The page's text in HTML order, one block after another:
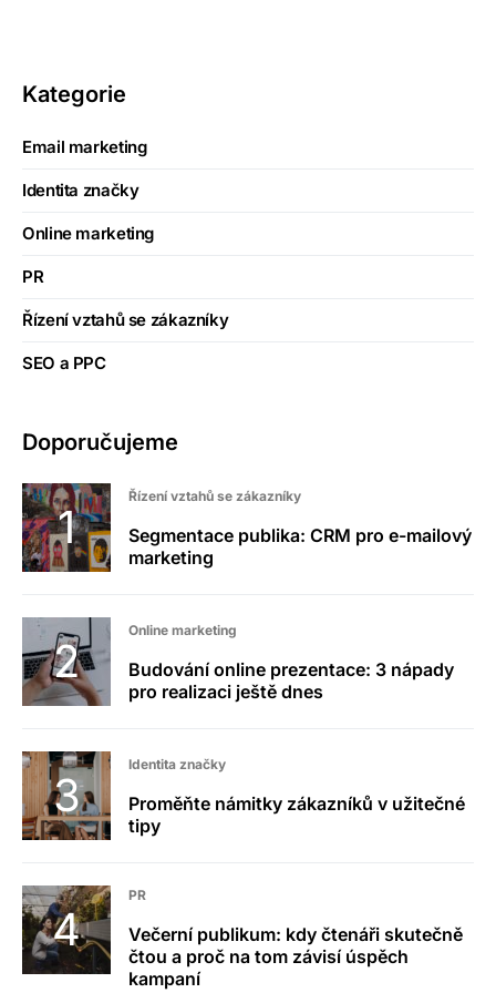
Kategorie
Email marketing
Identita značky
Online marketing
PR
Řízení vztahů se zákazníky
SEO a PPC
Doporučujeme
Řízení vztahů se zákazníky
Segmentace publika: CRM pro e-mailový
marketing
Online marketing
Budování online prezentace: 3 nápady
pro realizaci ještě dnes
Identita značky
Proměňte námitky zákazníků v užitečné
tipy
PR
Večerní publikum: kdy čtenáři skutečně
čtou a proč na tom závisí úspěch
kampaní